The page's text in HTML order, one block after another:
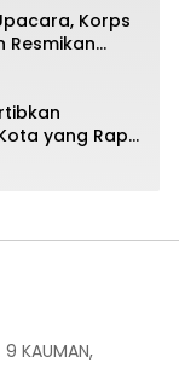
Korps
Resmikan
yang Rapi
9 KAUMAN,